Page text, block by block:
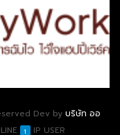
Dev by บริษัท ออ
1 IP USER